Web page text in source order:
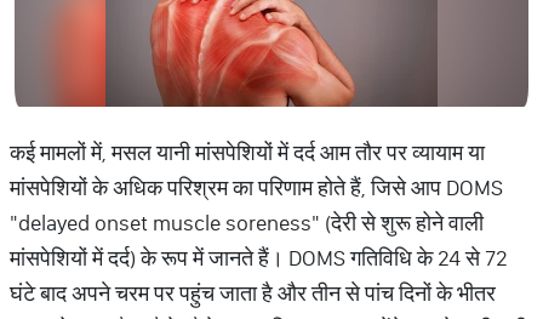
कई मामलों में, मसल यानी मांसपेशियों में दर्द आम तौर पर व्यायाम या
मांसपेशियों के अधिक परिश्रम का परिणाम होते हैं, जिसे आप DOMS
"delayed onset muscle soreness" (देरी से शुरू होने वाली
मांसपेशियों में दर्द) के रूप में जानते हैं। DOMS गतिविधि के 24 से 72
घंटे बाद अपने चरम पर पहुंच जाता है और तीन से पांच दिनों के भीतर